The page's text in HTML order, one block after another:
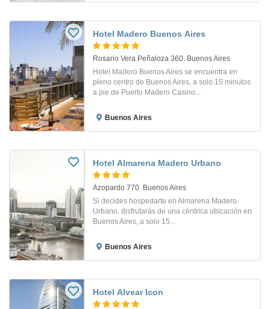
Hotel Madero Buenos Aires
Rosario Vera Peñaloza 360. Buenos Aires
Hotel Madero Buenos Aires se encuentra en
pleno centro de Buenos Aires, a solo 15 minutos
a pie de Puerto Madero Casino...
Buenos Aires
Hotel Almarena Madero Urbano
Azopardo 770. Buenos Aires
Si decides hospedarte en Almarena Madero
Urbano, disfrutarás de una céntrica ubicación en
Buenos Aires, a solo 15...
Buenos Aires
Hotel Alvear Icon